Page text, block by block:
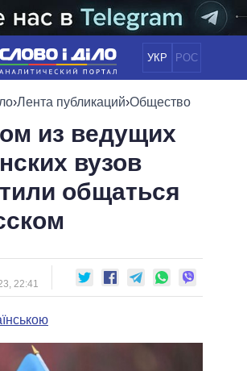
УКР РОС
НОВОСТИ
ПОЛИТИКА
ЭКОНОМИКА
ОБЩЕСТВО
ОБЕЩАНИЯ
ПОЛИТИКИ
И ОФИС
РАДА
МИНИСТРОВ
ИНФОГРАФИКА
ПОДДЕРЖАТЬ
ПОЛИТИКОВ
›Лента публикаций›Общество
из ведущих
вузов
общаться
22:41